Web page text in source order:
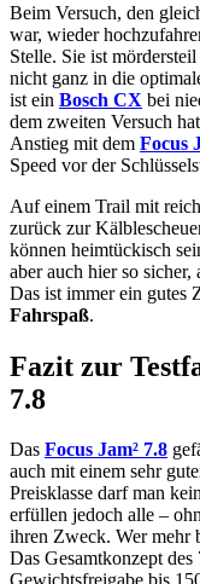
Beim Versuch, den
war, wieder
Stelle. Sie ist
nicht ganz in die
ist ein Bosch CX bei
dem zweiten Versuch
Anstieg mit dem Focus
Speed vor der
Auf einem Trail mit
zurück zur
können heimtückisch
aber auch hier so
Das ist immer ein gutes
Fahrspaß.
Fazit zur
7.8
Das Focus Jam² 7.8
auch mit einem sehr
Preisklasse darf man
erfüllen jedoch alle –
ihren Zweck. Wer mehr
Das Gesamtkonzept